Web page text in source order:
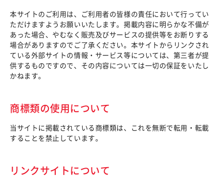
本サイトのご利用は、ご利用者の皆様の責任において行ってい
ただけますようお願いいたします。掲載内容に明らかな不備が
あった場合、やむなく販売及びサービスの提供等をお断りする
場合がありますのでご了承ください。本サイトからリンクされ
ている外部サイトの情報・サービス等については、第三者が提
供するものですので、その内容については一切の保証をいたし
かねます。
商標類の使用について
当サイトに掲載されている商標類は、これを無断で転用・転載
することを禁止しています。
リンクサイトについて